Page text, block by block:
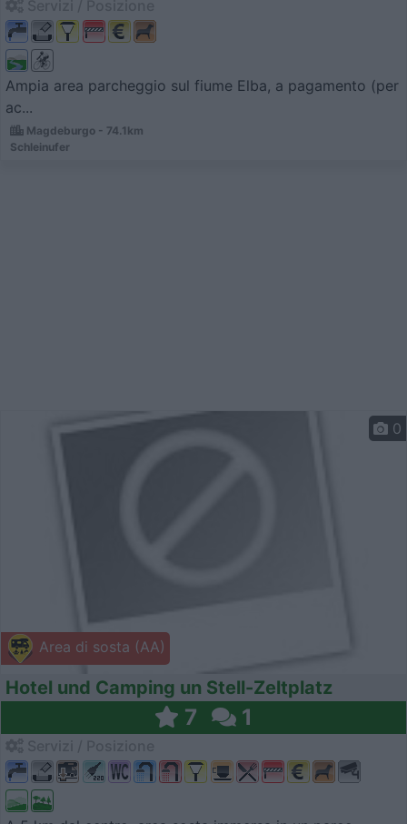
Ampia area parcheggio sul fiume Elba, a pagamento (per
ac...
Magdeburgo - 74.1km
Schleinufer
Area di sosta (AA)
0
Hotel und Camping un Stell-Zeltplatz
7 1